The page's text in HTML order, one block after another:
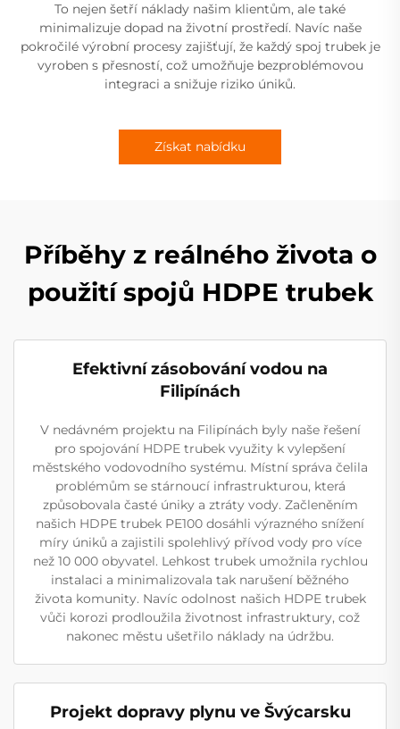
To nejen šetří náklady našim klientům, ale také
minimalizuje dopad na životní prostředí. Navíc naše
pokročilé výrobní procesy zajišťují, že každý spoj trubek je
vyroben s přesností, což umožňuje bezproblémovou
integraci a snižuje riziko úniků.
Získat nabídku
Příběhy z reálného života o
použití spojů HDPE trubek
Efektivní zásobování vodou na
Filipínách
V nedávném projektu na Filipínách byly naše řešení
pro spojování HDPE trubek využity k vylepšení
městského vodovodního systému. Místní správa čelila
problémům se stárnoucí infrastrukturou, která
způsobovala časté úniky a ztráty vody. Začleněním
našich HDPE trubek PE100 dosáhli výrazného snížení
míry úniků a zajistili spolehlivý přívod vody pro více
než 10 000 obyvatel. Lehkost trubek umožnila rychlou
instalaci a minimalizovala tak narušení běžného
života komunity. Navíc odolnost našich HDPE trubek
vůči korozi prodloužila životnost infrastruktury, což
nakonec městu ušetřilo náklady na údržbu.
Projekt dopravy plynu ve Švýcarsku